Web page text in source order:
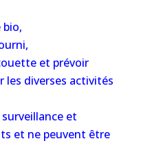
bio,
et prévoir
diverses activités
et
et ne peuvent être